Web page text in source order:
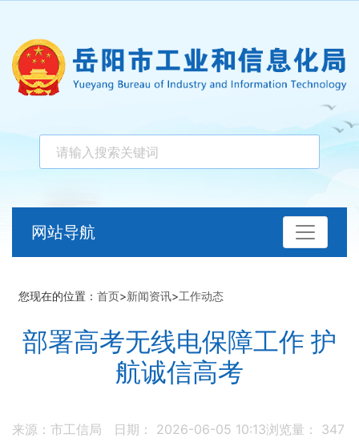
网站导航
您现在的位置： 首页>新闻资讯>工作动态
部署高考无线电保障工作 护
航诚信高考
来源：市工信局 日期： 2026-06-05 10:13浏览量： 347